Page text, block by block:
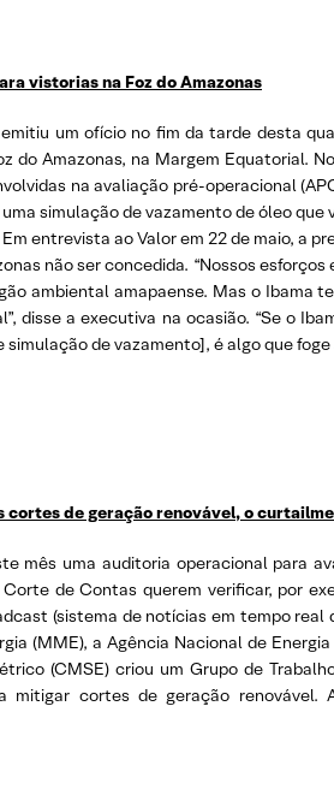
vistorias na Foz do Amazonas
um ofício no fim da tarde desta
do Amazonas, na Margem Equatorial.
na avaliação pré-operacional
simulação de vazamento de óleo
entrevista ao Valor em 22 de maio, a
não ser concedida. “Nossos
ambiental amapaense. Mas o Ibama
disse a executiva na ocasião. “Se o
de vazamento], é algo que foge
cortes de geração renovável, o
mês uma auditoria operacional
de Contas querem verificar, por
(sistema de notícias em tempo
(MME), a Agência Nacional de
(CMSE) criou um Grupo de
mitigar cortes de geração